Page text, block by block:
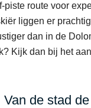
piste route voor
liggen er
dan in de
Kijk dan bij het
de stad